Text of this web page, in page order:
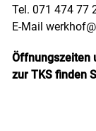
Tel. 071 474 77
E-Mail
Öffnungszeiten
zur TKS finden